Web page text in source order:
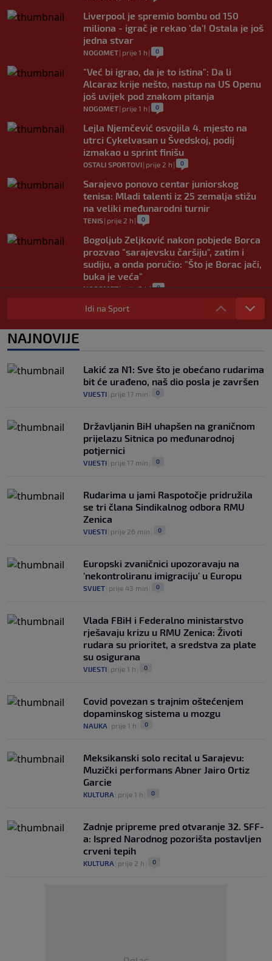
Liverpool je spremio bombu od 150
miliona - igrač je rekao 'da'! Ostala je još
jedna stvar
NOGOMET| prije 1 h | 0
"Već bi igrao, da je to istina": Da li
Alcaraz krije nešto, nastup na US Openu
još uvijek pod znakom pitanja
NOGOMET| prije 1 h | 0
Lejla Njemčević osvojila 4. mjesto na
utrci Cykelvasan u Švedskoj, podij
izmakao u sprint finišu
OSTALI SPORTOVI| prije 2 h | 0
Sarajevo ponovo centar juniorskog
tenisa: Mladi talenti iz 25 zemalja stižu
na veliki međunarodni turnir
TENIS| prije 2 h | 0
Bogoljub Zeljković nakon pobjede Borca
prozvao "sarajevsku čaršiju", zatim i
sudiju, a onda poručio: "Što je Borac jači,
buka je veća"
NOGOMET|prije 2 h| 0
Nova kriza potresa FIFA-u: Gianni
Infantino je sada optužen za "obmanu"
0
Juventusa već oduševljene: "Može biti
okosnica tima"
prije 3 h 0
Idi na Sport
NAJNOVIJE
Lakić za N1: Sve što je obećano rudarima
bit će urađeno, naš dio posla je završen
VIJESTI prije 17 min 0
Državljanin BiH uhapšen na graničnom
prijelazu Sitnica po međunarodnoj
potjernici
VIJESTI prije 17 min 0
Rudarima u jami Raspotočje pridružila
se tri člana Sindikalnog odbora RMU
Zenica
VIJESTI prije 26 min 0
Europski zvaničnici upozoravaju na
'nekontroliranu imigraciju' u Europu
SVIJET prije 43 min 0
Vlada FBiH i Federalno ministarstvo
rješavaju krizu u RMU Zenica: Životi
rudara su prioritet, a sredstva za plate
su osigurana
VIJESTI prije 1 h 0
Covid povezan s trajnim oštećenjem
dopaminskog sistema u mozgu
NAUKA prije 1 h 0
Meksikanski solo recital u Sarajevu:
Muzički performans Abner Jairo Ortiz
Garcie
KULTURA prije 1 h 0
Zadnje pripreme pred otvaranje 32. SFF-
a: Ispred Narodnog pozorišta postavljen
crveni tepih
KULTURA prije 2 h 0